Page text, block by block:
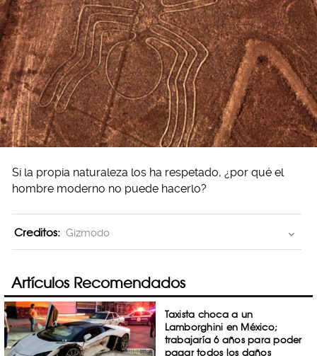
Si la propia naturaleza los ha respetado, ¿por qué el
hombre moderno no puede hacerlo?
Creditos: Gizmodo
Artículos Recomendados
Taxista choca a un
Lamborghini en México;
trabajaría 6 años para poder
pagar todos los daños